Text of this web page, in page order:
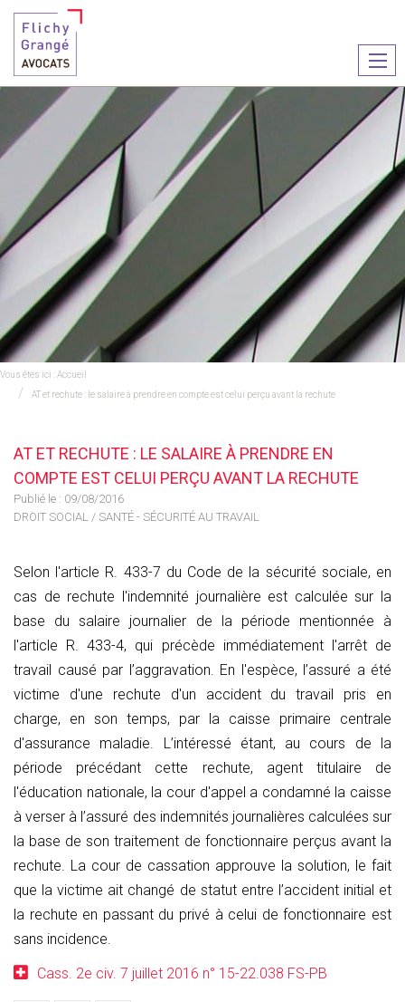
le
Vous êtes ici :Accueil
AT et rechute : le salaire à prendre en compte est celui perçu avant la rechute
AT ET RECHUTE : LE SALAIRE À PRENDRE EN
COMPTE EST CELUI PERÇU AVANT LA RECHUTE
Publié le : 09/08/2016
DROIT SOCIAL / SANTÉ - SÉCURITÉ AU TRAVAIL
Selon l'article R. 433-7 du Code de la sécurité sociale, en
cas de rechute l'indemnité journalière est calculée sur la
base du salaire journalier de la période mentionnée à
l'article R. 433-4, qui précède immédiatement l'arrêt de
travail causé par l’aggravation. En l'espèce, l’assuré a été
victime d'une rechute d'un accident du travail pris en
charge, en son temps, par la caisse primaire centrale
d'assurance maladie. L’intéressé étant, au cours de la
période précédant cette rechute, agent titulaire de
l'éducation nationale, la cour d'appel a condamné la caisse
à verser à l’assuré des indemnités journalières calculées sur
la base de son traitement de fonctionnaire perçus avant la
rechute. La cour de cassation approuve la solution, le fait
que la victime ait changé de statut entre l’accident initial et
la rechute en passant du privé à celui de fonctionnaire est
sans incidence.
Cass. 2e civ. 7 juillet 2016 n° 15-22.038 FS-PB